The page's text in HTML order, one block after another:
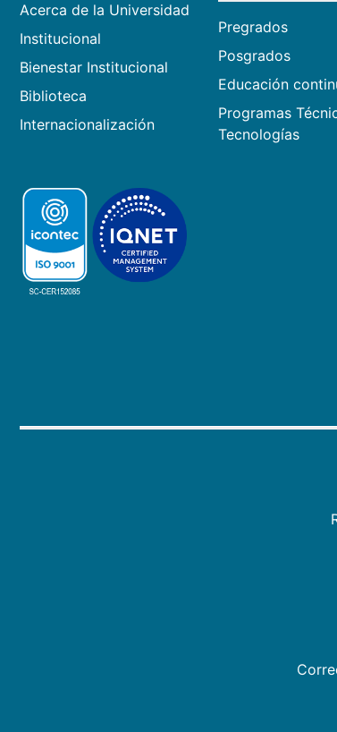
Acerca de la Universidad
Institucional
Bienestar Institucional
Biblioteca
Internacionalización
Pregrados
Posgrados
Educación
Programas
Tecnologías